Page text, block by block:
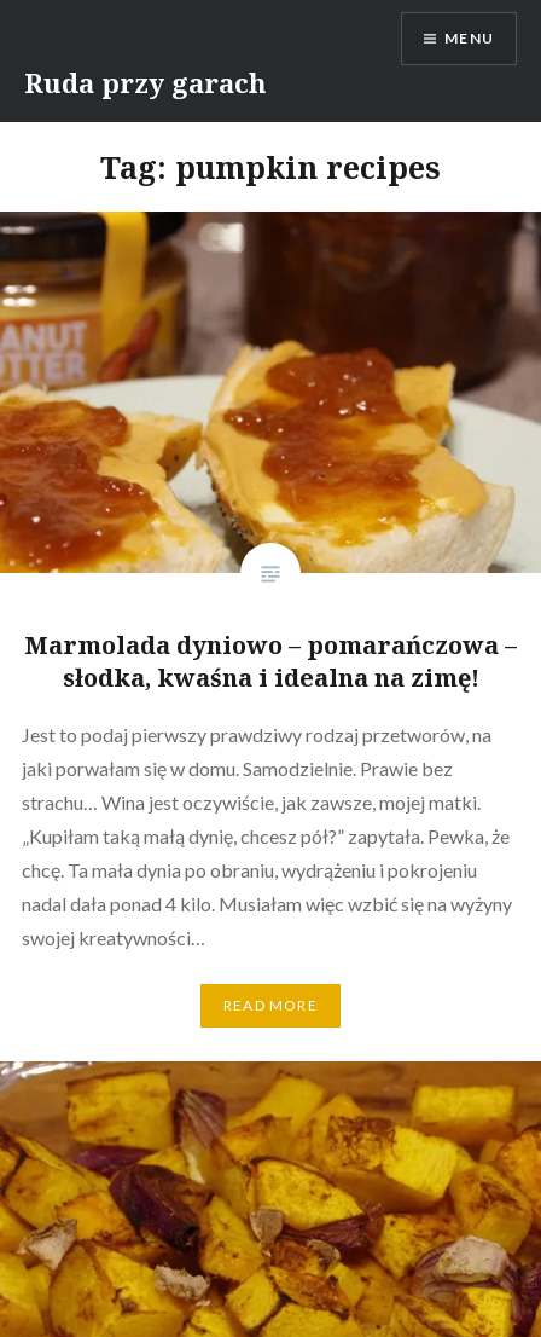
content
Ruda przy garach
MENU
Tag: pumpkin recipes
Marmolada dyniowo – pomarańczowa –
słodka, kwaśna i idealna na zimę!
Jest to podaj pierwszy prawdziwy rodzaj przetworów, na
jaki porwałam się w domu. Samodzielnie. Prawie bez
strachu… Wina jest oczywiście, jak zawsze, mojej matki.
„Kupiłam taką małą dynię, chcesz pół?” zapytała. Pewka, że
chcę. Ta mała dynia po obraniu, wydrążeniu i pokrojeniu
nadal dała ponad 4 kilo. Musiałam więc wzbić się na wyżyny
swojej kreatywności…
READ MORE